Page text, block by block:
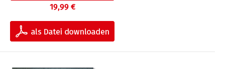
19,99 €